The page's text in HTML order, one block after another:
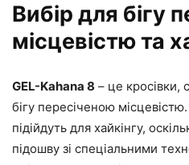
Вибір для бігу
місцевістю та
GEL-Kahana 8 – це кросівки,
бігу пересіченою
підійдуть для хайкінгу,
підошву зі спеціальними